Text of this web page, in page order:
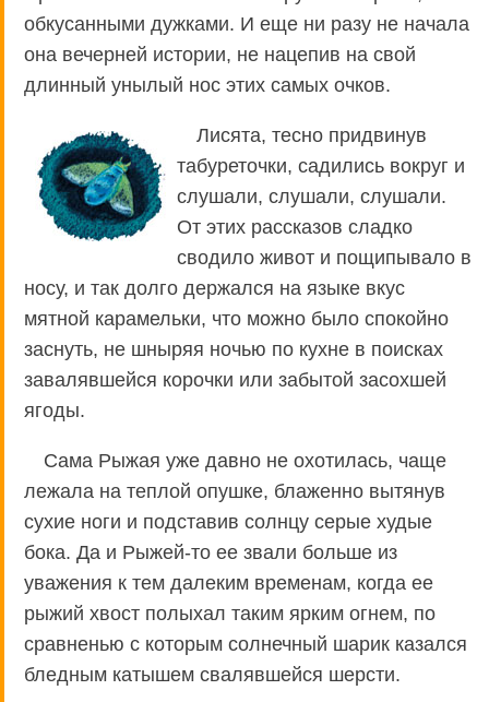
обкусанными дужками. И еще ни разу не начала
она вечерней истории, не нацепив на свой
длинный унылый нос этих самых очков.
Лисята, тесно придвинув
табуреточки, садились вокруг и
слушали, слушали, слушали.
От этих рассказов сладко
сводило живот и пощипывало в
носу, и так долго держался на языке вкус
мятной карамельки, что можно было спокойно
заснуть, не шныряя ночью по кухне в поисках
завалявшейся корочки или забытой засохшей
ягоды.
Сама Рыжая уже давно не охотилась, чаще
лежала на теплой опушке, блаженно вытянув
сухие ноги и подставив солнцу серые худые
бока. Да и Рыжей-то ее звали больше из
уважения к тем далеким временам, когда ее
рыжий хвост полыхал таким ярким огнем, по
сравненью с которым солнечный шарик казался
бледным катышем свалявшейся шерсти.